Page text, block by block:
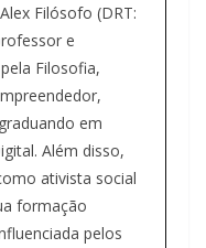
Filósofo (DRT:
e
Filosofia,
em
Além disso,
ativista social
formação
pelos